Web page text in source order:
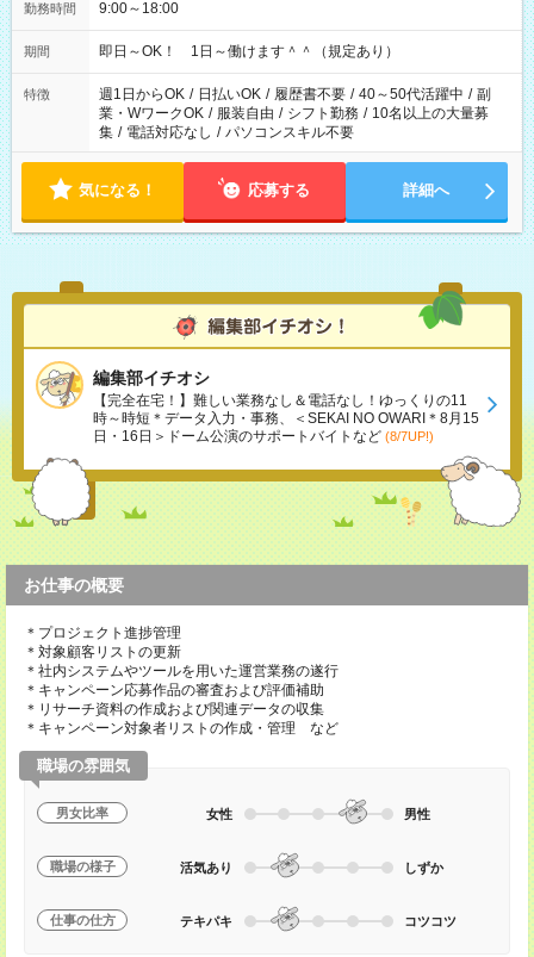
勤務時間 9:00～18:00
期間 即日～OK！ 1日～働けます＾＾（規定あり）
特徴 週1日からOK / 日払いOK / 履歴書不要 / 40～50代活躍中 / 副
業・WワークOK / 服装自由 / シフト勤務 / 10名以上の大量募
集 / 電話対応なし / パソコンスキル不要
気になる！ 応募する 詳細へ
編集部イチオシ
【完全在宅！】難しい業務なし＆電話なし！ゆっくりの11
時～時短＊データ入力・事務、＜SEKAI NO OWARI＊8月15
日・16日＞ドーム公演のサポートバイトなど (8/7UP!)
お仕事の概要
＊プロジェクト進捗管理
＊対象顧客リストの更新
＊社内システムやツールを用いた運営業務の遂行
＊キャンペーン応募作品の審査および評価補助
＊リサーチ資料の作成および関連データの収集
＊キャンペーン対象者リストの作成・管理 など
職場の雰囲気
男女比率 女性 男性
職場の様子 活気あり しずか
仕事の仕方 テキパキ コツコツ